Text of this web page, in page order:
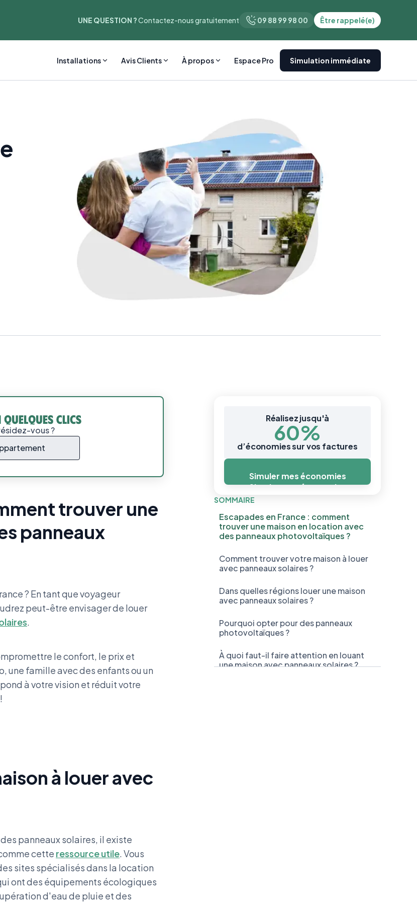
UNE QUESTION ?Contactez-nous gratuitement 09 88 99 98 00 Être rappelé(e)
Installations Avis Clients À propos Espace Pro Simulation immédiate
vous ?
trouver une
panneaux
? En tant que voyageur
peut-être envisager de louer
.
le confort, le prix et
une famille avec des enfants ou un
à votre vision et réduit votre
à louer avec
panneaux solaires, il existe
cette ressource utile. Vous
sites spécialisés dans la location
ont des équipements écologiques
d'eau de pluie et des
Réalisez jusqu'à
60%
d’économies sur vos factures
Simuler mes économies
Simuler mes économies
SOMMAIRE
Escapades en France : comment
trouver une maison en location avec
des panneaux photovoltaïques ?
Comment trouver votre maison à louer
avec panneaux solaires ?
Dans quelles régions louer une maison
avec panneaux solaires ?
Pourquoi opter pour des panneaux
photovoltaïques ?
À quoi faut-il faire attention en louant
une maison avec panneaux solaires ?